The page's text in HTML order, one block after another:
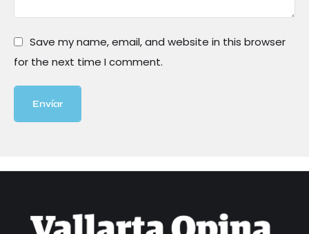
Save my name, email, and website in this browser
for the next time I comment.
Envíar